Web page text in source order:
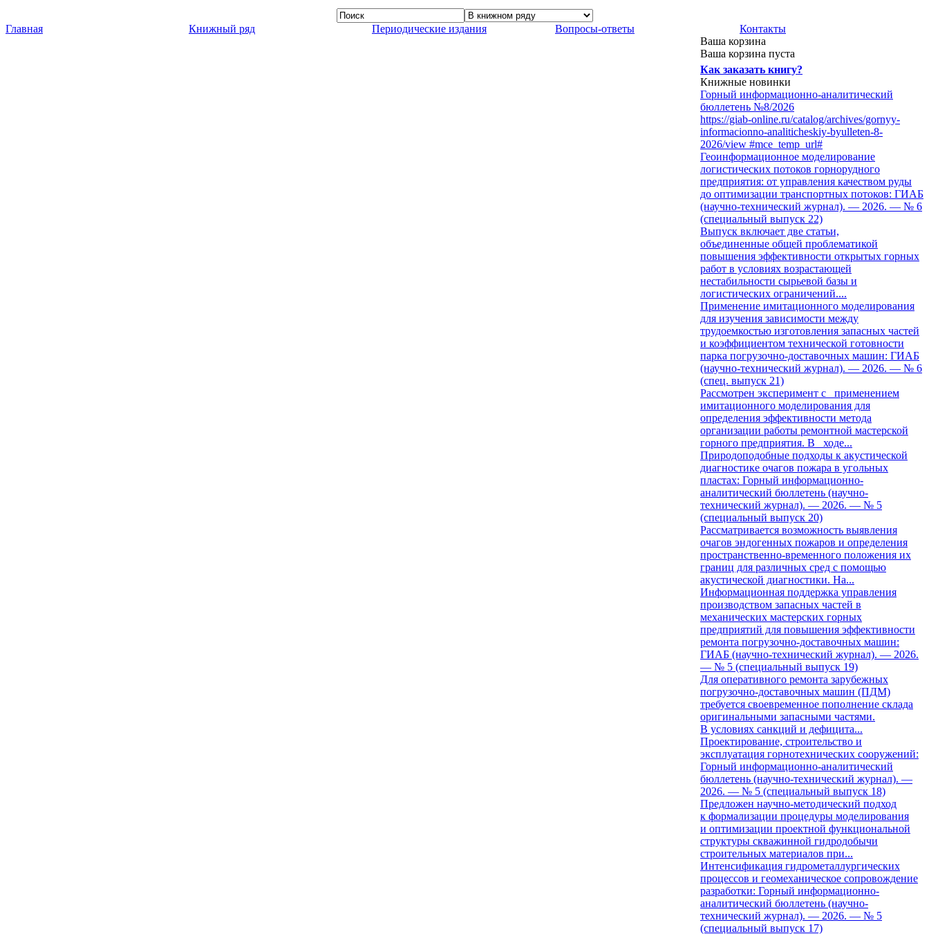
Главная Книжный ряд Периодические издания Вопросы-ответы
Контакты
Ваша корзина
Ваша корзина пуста
Как заказать книгу?
Книжные новинки
Горный информационно-аналитический
бюллетень №8/2026
https://giab-online.ru/catalog/archives/gornyy-
informacionno-analiticheskiy-byulleten-8-
2026/view #mce_temp_url#
Геоинформационное моделирование
логистических потоков горнорудного
предприятия: от управления качеством руды
до оптимизации транспортных потоков: ГИАБ
(научно-технический журнал). — 2026. — № 6
(специальный выпуск 22)
Выпуск включает две статьи,
объединенные общей проблематикой
повышения эффективности открытых горных
работ в условиях возрастающей
нестабильности сырьевой базы и
логистических ограничений....
Применение имитационного моделирования
для изучения зависимости между
трудоемкостью изготовления запасных частей
и коэффициентом технической готовности
парка погрузочно-доставочных машин: ГИАБ
(научно-технический журнал). — 2026. — № 6
(спец. выпуск 21)
Рассмотрен эксперимент с применением
имитационного моделирования для
определения эффективности метода
организации работы ремонтной мастерской
горного предприятия. В ходе...
Природоподобные подходы к акустической
диагностике очагов пожара в угольных
пластах: Горный информационно-
аналитический бюллетень (научно-
технический журнал). — 2026. — № 5
(специальный выпуск 20)
Рассматривается возможность выявления
очагов эндогенных пожаров и определения
пространственно-временного положения их
границ для различных сред с помощью
акустической диагностики. На...
Информационная поддержка управления
производством запасных частей в
механических мастерских горных
предприятий для повышения эффективности
ремонта погрузочно-доставочных машин:
ГИАБ (научно-технический журнал). — 2026.
— № 5 (специальный выпуск 19)
Для оперативного ремонта зарубежных
погрузочно-доставочных машин (ПДМ)
требуется своевременное пополнение склада
оригинальными запасными частями.
В условиях санкций и дефицита...
Проектирование, строительство и
эксплуатация горнотехнических сооружений:
Горный информационно-аналитический
бюллетень (научно-технический журнал). —
2026. — № 5 (специальный выпуск 18)
Предложен научно-методический подход
к формализации процедуры моделирования
и оптимизации проектной функциональной
структуры скважинной гидродобычи
строительных материалов при...
Интенсификация гидрометаллургических
процессов и геомеханическое сопровождение
разработки: Горный информационно-
аналитический бюллетень (научно-
технический журнал). — 2026. — № 5
(специальный выпуск 17)